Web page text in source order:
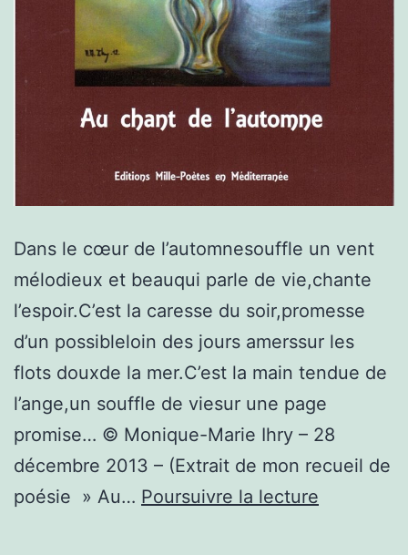
Dans le cœur de l’automnesouffle un vent
mélodieux et beauqui parle de vie,chante
l’espoir.C’est la caresse du soir,promesse
d’un possibleloin des jours amerssur les
flots douxde la mer.C’est la main tendue de
l’ange,un souffle de viesur une page
promise… © Monique-Marie Ihry – 28
décembre 2013 – (Extrait de mon recueil de
poésie » Au… Poursuivre la lecture